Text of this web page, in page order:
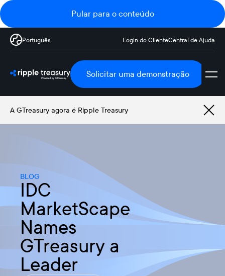
Pular para o conteúdo
Português Login do ClienteCentral de Ajuda
Solicitar uma demonstração
A GTreasury agora é Ripple Treasury
BLOG
IDC
MarketScape
Names
GTreasury a
Leader